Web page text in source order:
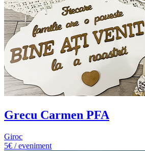
Grecu Carmen PFA
Giroc
5€ / eveniment